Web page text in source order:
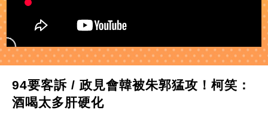
94要客訴 / 政見會韓被朱郭猛攻！柯笑：
酒喝太多肝硬化